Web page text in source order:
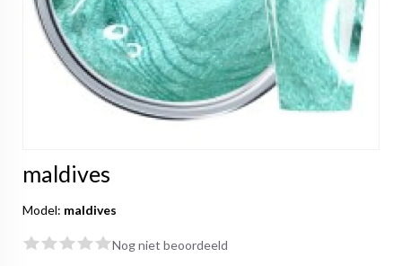
maldives
Model: maldives
Nog niet beoordeeld